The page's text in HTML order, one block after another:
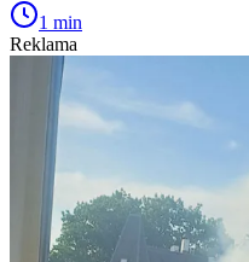
1 min
Reklama